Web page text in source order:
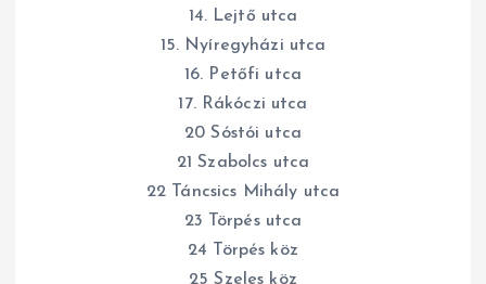
14. Lejtő utca
15. Nyíregyházi utca
16. Petőfi utca
17. Rákóczi utca
20 Sóstói utca
21 Szabolcs utca
22 Táncsics Mihály utca
23 Törpés utca
24 Törpés köz
25 Szeles köz